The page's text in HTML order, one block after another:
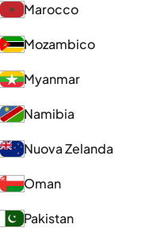
Marocco
Mozambico
Myanmar
Namibia
Nuova Zelanda
Oman
Pakistan